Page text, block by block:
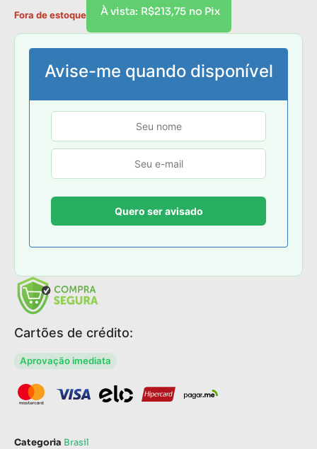
À vista: R$213,75 no Pix
Fora de estoque
Avise-me quando disponível
Cartões de crédito:
Aprovação imediata
Categoria Brasil